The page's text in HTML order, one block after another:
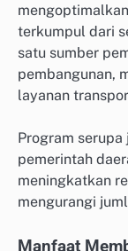
terkumpul dari
satu sumber
pembangunan,
layanan
Program
pemerintah
meningkatkan
mengurangi
Manfaat